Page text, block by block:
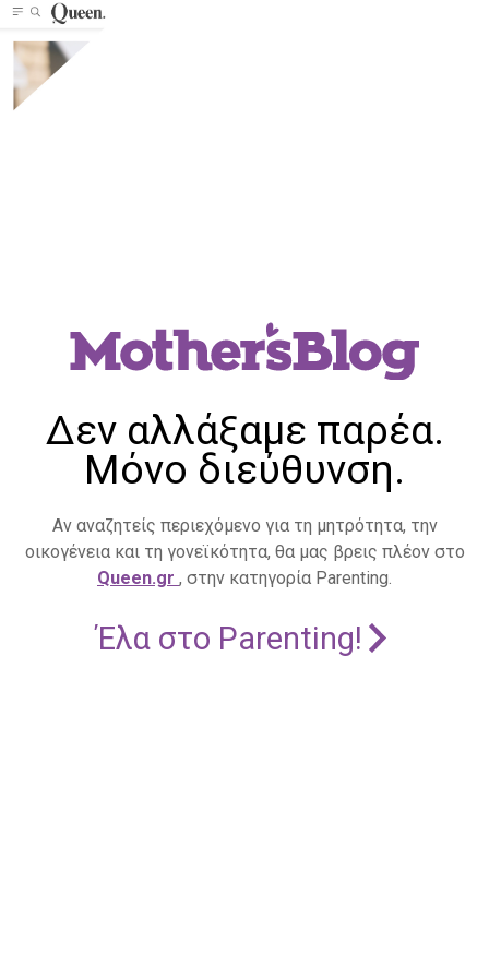
Δεν αλλάξαμε παρέα.
Μόνο διεύθυνση.
Αν αναζητείς περιεχόμενο για τη μητρότητα, την
οικογένεια και τη γονεϊκότητα, θα μας βρεις πλέον στο
Queen.gr , στην κατηγορία Parenting.
Έλα στο Parenting!